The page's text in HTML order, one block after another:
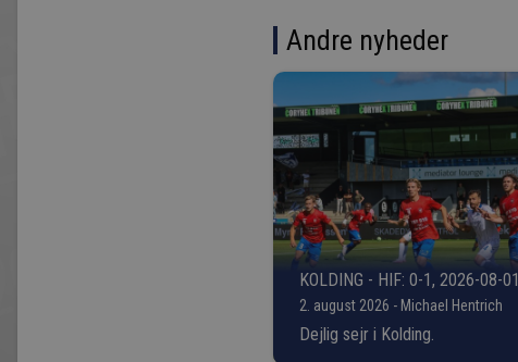
Andre nyheder
KOLDING - HIF: 0-1, 2026-08-01
2. august 2026 - Michael Hentrich
Dejlig sejr i Kolding.